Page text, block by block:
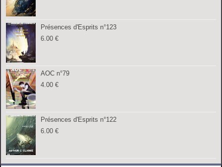
Présences d'Esprits n°123
6.00€
AOC n°79
4.00€
Présences d'Esprits n°122
6.00€